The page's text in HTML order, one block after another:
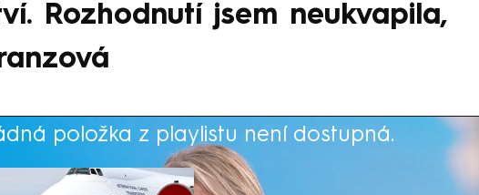
Rozhodnutí jsem neukvapila,
položka z playlistu není dostupná.